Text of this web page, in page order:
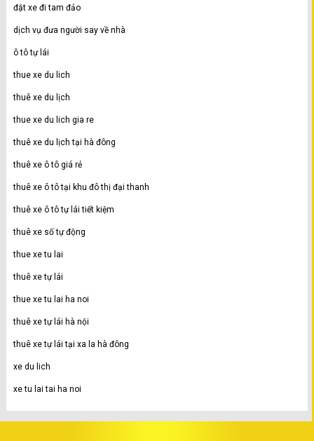
đặt xe đi tam đảo
dịch vụ đưa người say về nhà
ô tô tự lái
thue xe du lich
thuê xe du lịch
thue xe du lich gia re
thuê xe du lịch tại hà đông
thuê xe ô tô giá rẻ
thuê xe ô tô tại khu đô thị đại thanh
thuê xe ô tô tự lái tiết kiệm
thuê xe số tự động
thue xe tu lai
thuê xe tự lái
thue xe tu lai ha noi
thuê xe tự lái hà nội
thuê xe tự lái tại xa la hà đông
xe du lich
xe tu lai tai ha noi